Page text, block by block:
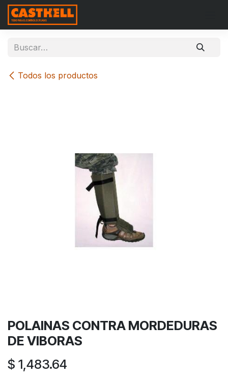
Ir al contenido
Todos los productos
POLAINAS CONTRA MORDEDURAS
DE VIBORAS
$ 1,483.64